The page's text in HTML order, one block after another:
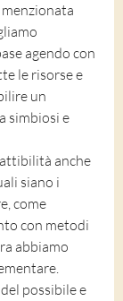
menzionata
agendo con
le risorse e
un
simbiosi e
anche
siano i
come
con metodi
abbiamo
possibile e